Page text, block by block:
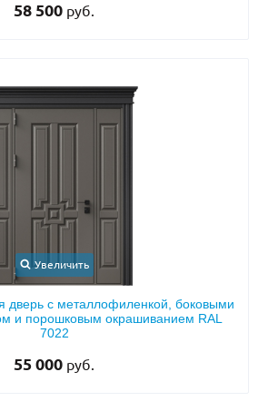
58 500 руб.
Увеличить
дверь с металлофиленкой, боковыми
и порошковым окрашиванием RAL
7022
55 000 руб.